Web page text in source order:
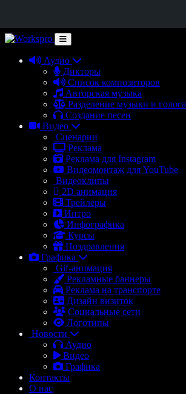
Аудио
Дикторы
Список композиторов
Авторская музыка
Разделение музыки и голоса
Создание песен
Видео
Сценарии
Реклама
Реклама для Instagram
Видеомонтаж для YouTube
Видеоклипы
2D анимация
Трейлеры
Интро
Инфографика
Курсы
Поздравления
Графика
Gif-анимация
Рекламные баннеры
Реклама на транспорте
Дизайн визиток
Социальные сети
Логотипы
Новости
Аудио
Видео
Графика
Контакты
О нас